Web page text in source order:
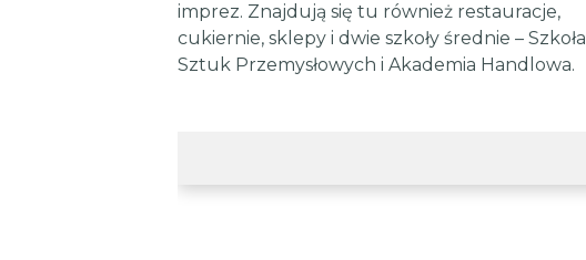
imprez. Znajdują się tu również restauracje,
cukiernie, sklepy i dwie szkoły średnie – Szkoła
Sztuk Przemysłowych i Akademia Handlowa.